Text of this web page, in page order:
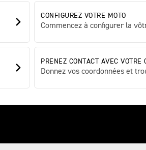
CONFIGUREZ VOTRE MOTO
Commencez à configurer la
PRENEZ CONTACT AVEC
Donnez vos coordonnées et